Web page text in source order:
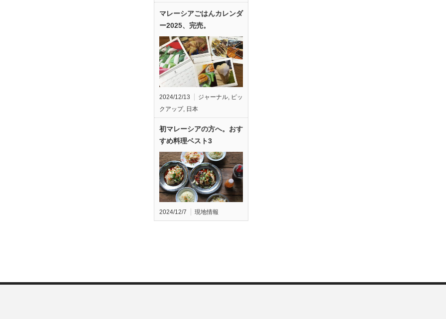
マレーシアごはんカレンダ
ー2025、完売。
2024/12/13 ジャーナル ピッ
クアップ, 日本
初マレーシアの方へ。おす
すめ料理ベスト3
2024/12/7 現地情報